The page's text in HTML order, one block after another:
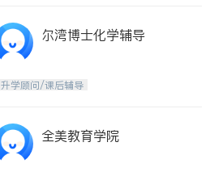
尔湾博士化学辅导
升学顾问/课后辅导
全美教育学院